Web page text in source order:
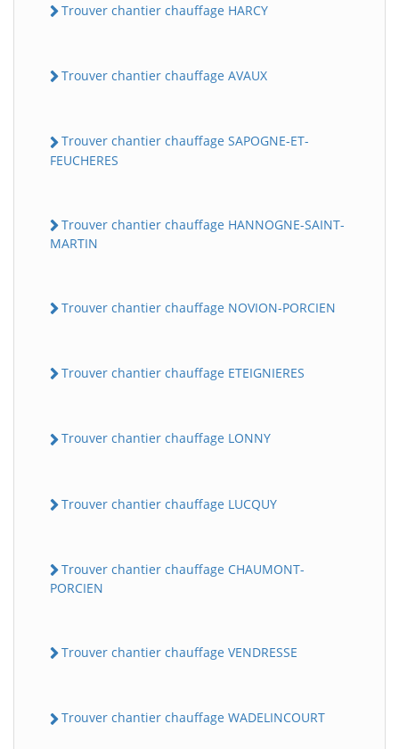
Trouver chantier chauffage HARCY
Trouver chantier chauffage AVAUX
Trouver chantier chauffage SAPOGNE-ET-
FEUCHERES
Trouver chantier chauffage HANNOGNE-SAINT-
MARTIN
Trouver chantier chauffage NOVION-PORCIEN
Trouver chantier chauffage ETEIGNIERES
Trouver chantier chauffage LONNY
Trouver chantier chauffage LUCQUY
Trouver chantier chauffage CHAUMONT-
PORCIEN
Trouver chantier chauffage VENDRESSE
Trouver chantier chauffage WADELINCOURT